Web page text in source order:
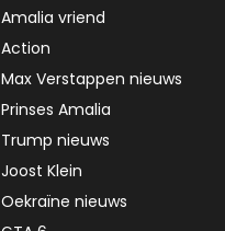
Amalia vriend
Action
Max Verstappen nieuws
Prinses Amalia
Trump nieuws
Joost Klein
Oekraïne nieuws